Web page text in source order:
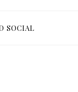
SOCIAL